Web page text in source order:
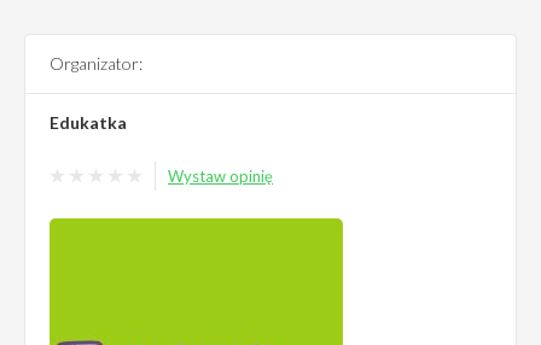
Organizator:
Edukatka
Wystaw opinię